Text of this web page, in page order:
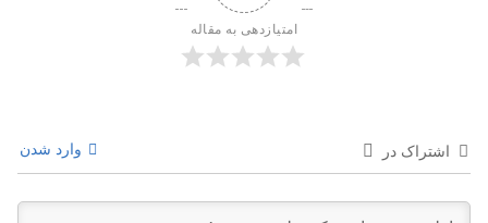
امتیازدهی به مقاله
اشتراک در وارد شدن